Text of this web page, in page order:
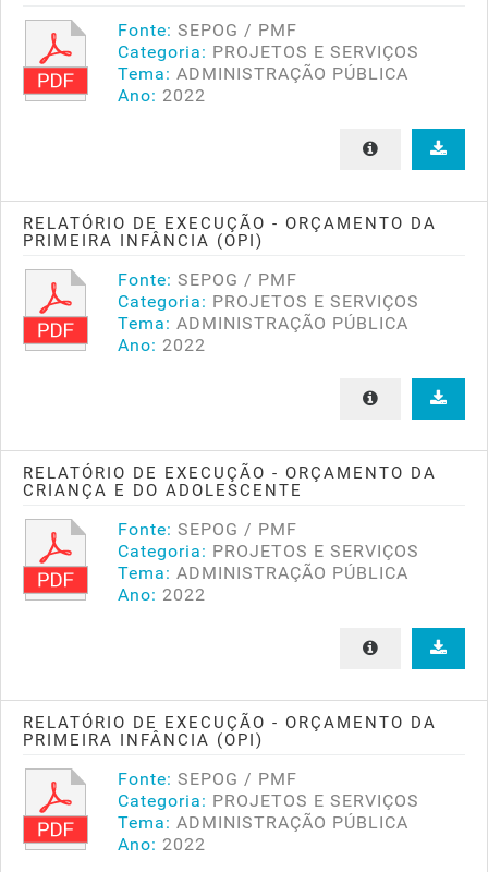
Fonte: SEPOG / PMF
Categoria: PROJETOS E SERVIÇOS
Tema: ADMINISTRAÇÃO PÚBLICA
Ano: 2022
RELATÓRIO DE EXECUÇÃO - ORÇAMENTO DA
PRIMEIRA INFÂNCIA (OPI)
Fonte: SEPOG / PMF
Categoria: PROJETOS E SERVIÇOS
Tema: ADMINISTRAÇÃO PÚBLICA
Ano: 2022
RELATÓRIO DE EXECUÇÃO - ORÇAMENTO DA
CRIANÇA E DO ADOLESCENTE
Fonte: SEPOG / PMF
Categoria: PROJETOS E SERVIÇOS
Tema: ADMINISTRAÇÃO PÚBLICA
Ano: 2022
RELATÓRIO DE EXECUÇÃO - ORÇAMENTO DA
PRIMEIRA INFÂNCIA (OPI)
Fonte: SEPOG / PMF
Categoria: PROJETOS E SERVIÇOS
Tema: ADMINISTRAÇÃO PÚBLICA
Ano: 2022